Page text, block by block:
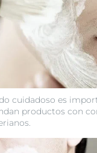
cuidadoso es
productos con